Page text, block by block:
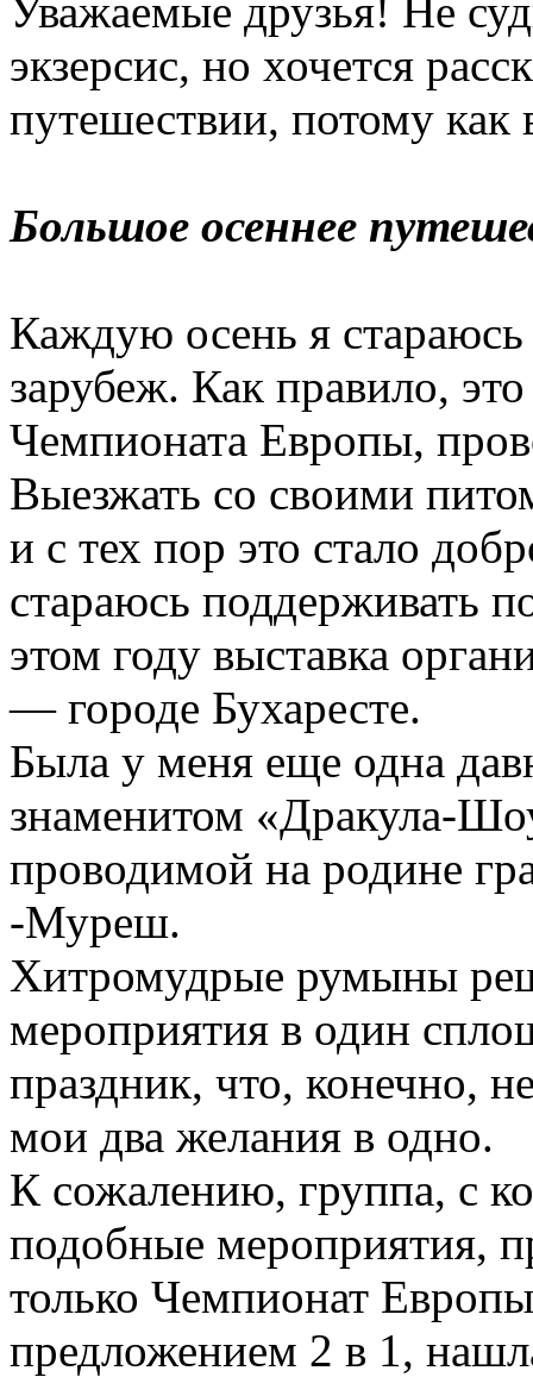
Уважаемые друзья! Не
экзерсис, но хочется
путешествии, потому
Большое осеннее
Каждую осень я
зарубеж. Как правило,
Чемпионата Европы,
Выезжать со своими
и с тех пор это стало
стараюсь поддерживать
этом году выставка
— городе Бухаресте.
Была у меня еще одна
знаменитом «Дракула-
проводимой на родине
-Муреш.
Хитромудрые румыны
мероприятия в один
праздник, что, конечно,
мои два желания в одно.
К сожалению, группа, с
подобные мероприятия,
только Чемпионат
предложением 2 в 1,